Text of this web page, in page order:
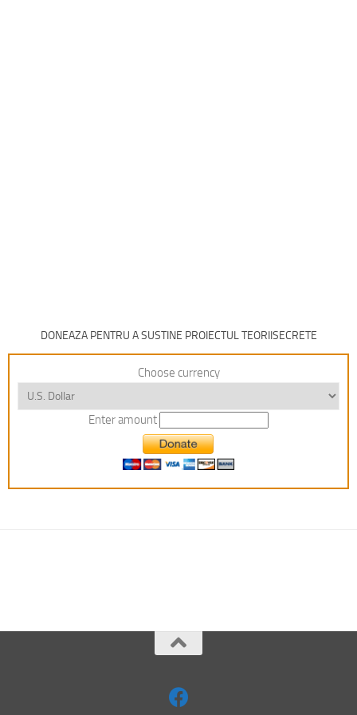
DONEAZA PENTRU A SUSTINE PROIECTUL TEORIISECRETE
Choose currency
Enter amount